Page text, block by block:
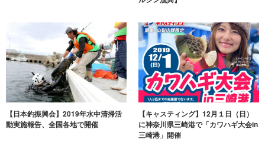
【日本釣振興会】2019年水中清掃活
動実施報告、全国各地で開催
【キャスティング】12月１日（日）
に神奈川県三崎港で「カワハギ大会in
三崎港」開催